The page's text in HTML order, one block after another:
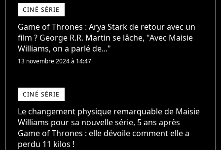
CINÉ SÉRIE
Game of Thrones : Arya Stark de retour avec un
film ? George R.R. Martin se lâche, "Avec Maisie
Williams, on a parlé de..."
13 novembre 2024 à 14:47
CINÉ SÉRIE
Le changement physique remarquable de Maisie
Williams pour sa nouvelle série, 5 ans après
Game of Thrones : elle dévoile comment elle a
perdu 11 kilos !